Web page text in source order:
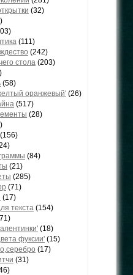
(32)
(111)
(242)
стола (203)
(58)
оранжевый' (26)
(517)
(28)
(156)
(84)
(21)
(285)
(71)
(17)
текста (154)
(18)
фуксии' (15)
(17)
(31)